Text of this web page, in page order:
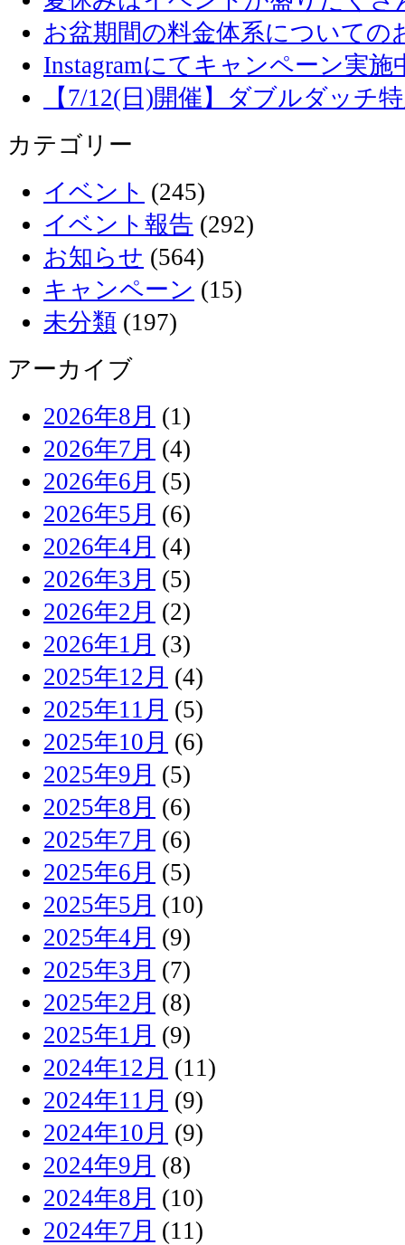
お盆期間の料金体系についての
Instagramにてキャンペーン実施
【7/12(日)開催】ダブルダッチ
カテゴリー
イベント (245)
イベント報告 (292)
お知らせ (564)
キャンペーン (15)
未分類 (197)
アーカイブ
2026年8月 (1)
2026年7月 (4)
2026年6月 (5)
2026年5月 (6)
2026年4月 (4)
2026年3月 (5)
2026年2月 (2)
2026年1月 (3)
2025年12月 (4)
2025年11月 (5)
2025年10月 (6)
2025年9月 (5)
2025年8月 (6)
2025年7月 (6)
2025年6月 (5)
2025年5月 (10)
2025年4月 (9)
2025年3月 (7)
2025年2月 (8)
2025年1月 (9)
2024年12月 (11)
2024年11月 (9)
2024年10月 (9)
2024年9月 (8)
2024年8月 (10)
2024年7月 (11)